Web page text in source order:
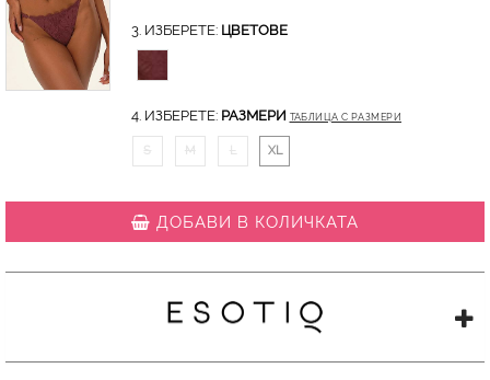
3. ИЗБЕРЕТЕ: ЦВЕТОВЕ
4. ИЗБЕРЕТЕ: РАЗМЕРИ ТАБЛИЦА С РАЗМЕРИ
S M L XL
ДОБАВИ В КОЛИЧКАТА